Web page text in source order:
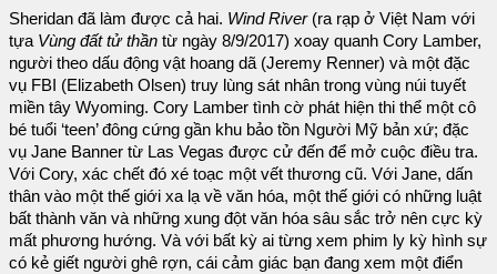
Sheridan đã làm được cả hai. Wind River(ra rạp ở Việt Nam với
tựa Vùng đất tử thần từ ngày 8/9/2017) xoay quanh Cory Lamber,
người theo dấu động vật hoang dã (Jeremy Renner) và một đặc
vụ FBI (Elizabeth Olsen) truy lùng sát nhân trong vùng núi tuyết
miền tây Wyoming. Cory Lamber tình cờ phát hiện thi thể một cô
bé tuổi ‘teen’ đông cứng gần khu bảo tồn Người Mỹ bản xứ; đặc
vụ Jane Banner từ Las Vegas được cử đến để mở cuộc điều tra.
Với Cory, xác chết đó xé toạc một vết thương cũ. Với Jane, dấn
thân vào một thế giới xa lạ về văn hóa, một thế giới có những luật
bất thành văn và những xung đột văn hóa sâu sắc trở nên cực kỳ
mất phương hướng. Và với bất kỳ ai từng xem phim ly kỳ hình sự
có kẻ giết người ghê rợn, cái cảm giác bạn đang xem một điển